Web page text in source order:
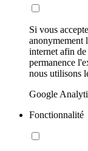
Si vous
anonymement
internet afin
permanence
nous utilisons
Google
Fonctionnalité